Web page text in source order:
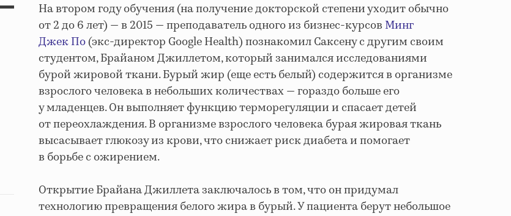
На втором году обучения (на получение докторской степени уходит обычно
от 2 до 6 лет) — в 2015 — преподаватель одного из бизнес-курсов Минг
Джек По(экс-директор Google Health) познакомил Саксену с другим своим
студентом, Брайаном Джиллетом, который занимался исследованиями
бурой жировой ткани. Бурый жир (еще есть белый) содержится в организме
взрослого человека в небольших количествах — гораздо больше его
у младенцев. Он выполняет функцию терморегуляции и спасает детей
от переохлаждения. В организме взрослого человека бурая жировая ткань
высасывает глюкозу из крови, что снижает риск диабета и помогает
в борьбе с ожирением.
Открытие Брайана Джиллета заключалось в том, что он придумал
технологию превращения белого жира в бурый. У пациента берут небольшое